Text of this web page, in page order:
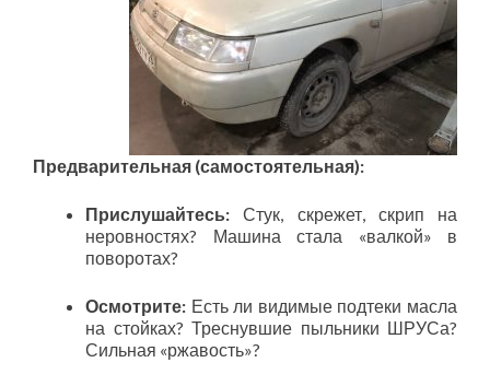
Предварительная (самостоятельная):
Прислушайтесь: Стук, скрежет, скрип на
неровностях? Машина стала «валкой» в
поворотах?
Осмотрите: Есть ли видимые подтеки масла
на стойках? Треснувшие пыльники ШРУСа?
Сильная «ржавость»?